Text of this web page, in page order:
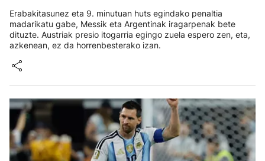
Erabakitasunez eta 9. minutuan huts egindako penaltia
madarikatu gabe, Messik eta Argentinak iragarpenak bete
dituzte. Austriak presio itogarria egingo zuela espero zen, eta,
azkenean, ez da horrenbesterako izan.